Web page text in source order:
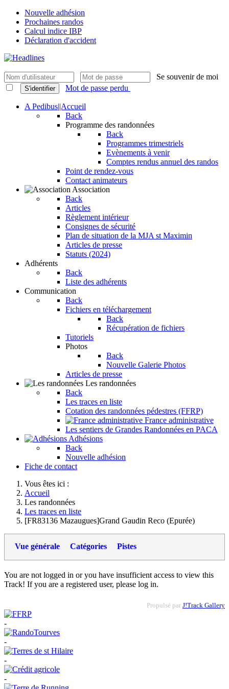
Nouvelle adhésion
Prochaines randos
Calcul indice IBP
Déclaration d'accident
Se souvenir de moi
S'identifier Mot de passe perdu
A Pedibus||Accueil
Back
Programme des randonnées
Back
Programmes trimestriels
Evènements à venir
Comptes rendus annuel des randos
Point de rendez-vous
Contact animateurs
Association
Back
Articles
Règlement intérieur
Consignes de sécurité
Plan de situation de la MJA st Maximin
Articles de presse
Statuts (2024)
Adhérents
Back
Liste des adhérents
Communication
Back
Fichiers en téléchargement
Back
Récupération de fichiers
Tutoriels
Photos
Back
Nouvelle Galerie Photos
Articles de presse
Les randonnées
Back
Les traces en liste
Cotation des randonnées pédestres (FFRP)
France administrative
Les sentiers de Grandes Randonnées en PACA
Adhésions
Back
Nouvelle adhésion
Fiche de contact
Vous êtes ici :
Accueil
Les randonnées
Les traces en liste
[FR83136 Mazaugues]Grand Gaudin Reco (Epurée)
Vue générale Catégories Pistes
You are not logged in or you have insufficient access to view this
Track! If you are a registered user, please log in.
Propulsé par J!Track Gallery
-
-
-
-